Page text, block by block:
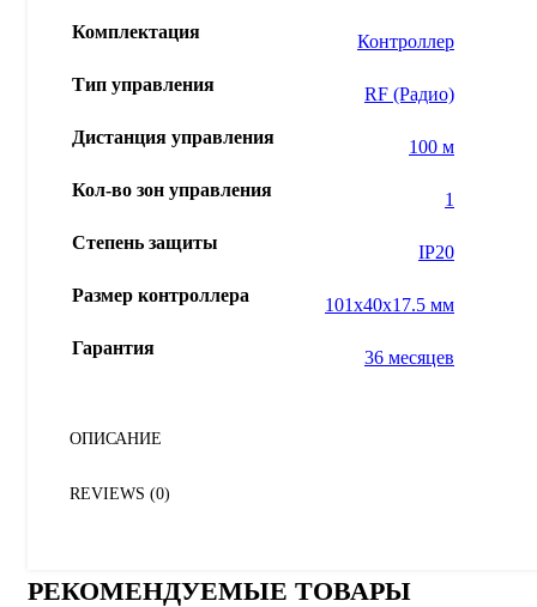
Комплектация Контроллер
Тип управления RF (Радио)
Дистанция управления 100 м
Кол-во зон управления 1
Степень защиты IP20
Размер контроллера 101x40x17.5 мм
Гарантия 36 месяцев
ОПИСАНИЕ
REVIEWS (0)
РЕКОМЕНДУЕМЫЕ ТОВАРЫ